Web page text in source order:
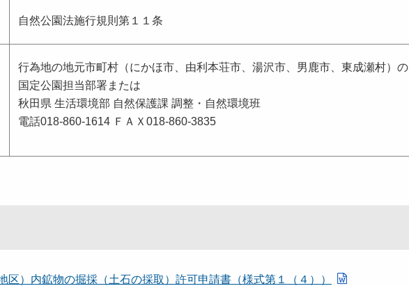
自然公園法施行規則第１１条
行為地の地元市町村（にかほ市、由利本荘市、湯沢市、男鹿市、東成瀬村）の
国定公園担当部署または
秋田県 生活環境部 自然保護課 調整・自然環境班
電話018-860-1614 ＦＡＸ018-860-3835
区）内鉱物の掘採（土石の採取）許可申請書（様式第１（４））